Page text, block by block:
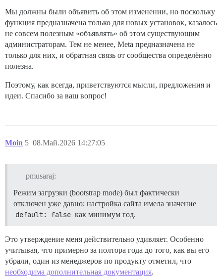
Мы должны были объявить об этом изменении, но поскольку
функция предназначена только для новых установок, казалось
не совсем полезным «объявлять» об этом существующим
администраторам. Тем не менее, Meta предназначена не
только для них, и обратная связь от сообщества определённо
полезна.
Поэтому, как всегда, приветствуются мысли, предложения и
идеи. Спасибо за ваш вопрос!
Moin 08.Май.2026 14:27:05
5
pmusaraj:
Режим загрузки (bootstrap mode) был фактически
отключен уже давно; настройка сайта имела значение
default: false как минимум год.
Это утверждение меня действительно удивляет. Особенно
учитывая, что примерно за полтора года до того, как вы его
убрали, один из менеджеров по продукту отметил, что
необходима дополнительная документация.